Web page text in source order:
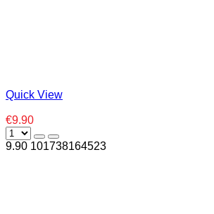
Quick View
€9.90
9.90 101738164523